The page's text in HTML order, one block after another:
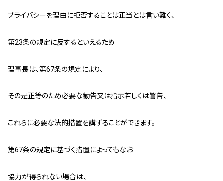
プライバシーを理由に拒否することは正当とは言い難く、
第23条の規定に反するといえるため
理事長は、第67条の規定により、
その是正等のため必要な勧告又は指示若しくは警告、
これらに必要な法的措置を講ずることができます。
第67条の規定に基づく措置によってもなお
協力が得られない場合は、